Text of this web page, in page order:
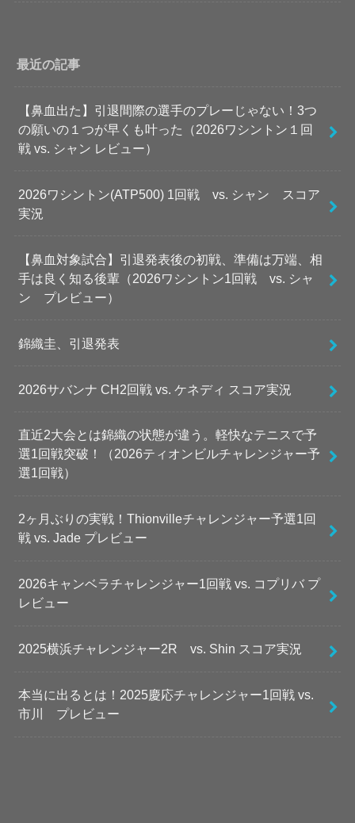
最近の記事
【鼻血出た】引退間際の選手のプレーじゃない！3つ
の願いの１つが早くも叶った（2026ワシントン１回
戦 vs. シャン レビュー）
2026ワシントン(ATP500) 1回戦 vs. シャン スコア
実況
【鼻血対象試合】引退発表後の初戦、準備は万端、相
手は良く知る後輩（2026ワシントン1回戦 vs. シャ
ン プレビュー）
錦織圭、引退発表
2026サバンナ CH2回戦 vs. ケネディ スコア実況
直近2大会とは錦織の状態が違う。軽快なテニスで予
選1回戦突破！（2026ティオンビルチャレンジャー予
選1回戦）
2ヶ月ぶりの実戦！Thionvilleチャレンジャー予選1回
戦 vs. Jade プレビュー
2026キャンベラチャレンジャー1回戦 vs. コプリバ プ
レビュー
2025横浜チャレンジャー2R vs. Shin スコア実況
本当に出るとは！2025慶応チャレンジャー1回戦 vs.
市川 プレビュー